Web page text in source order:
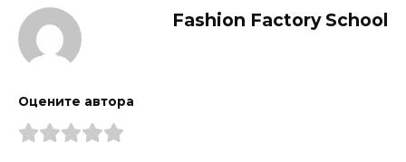
Fashion Factory School
Оцените автора